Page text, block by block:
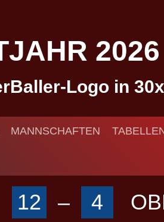
2026
MANNSCHAFTEN
12 – 4